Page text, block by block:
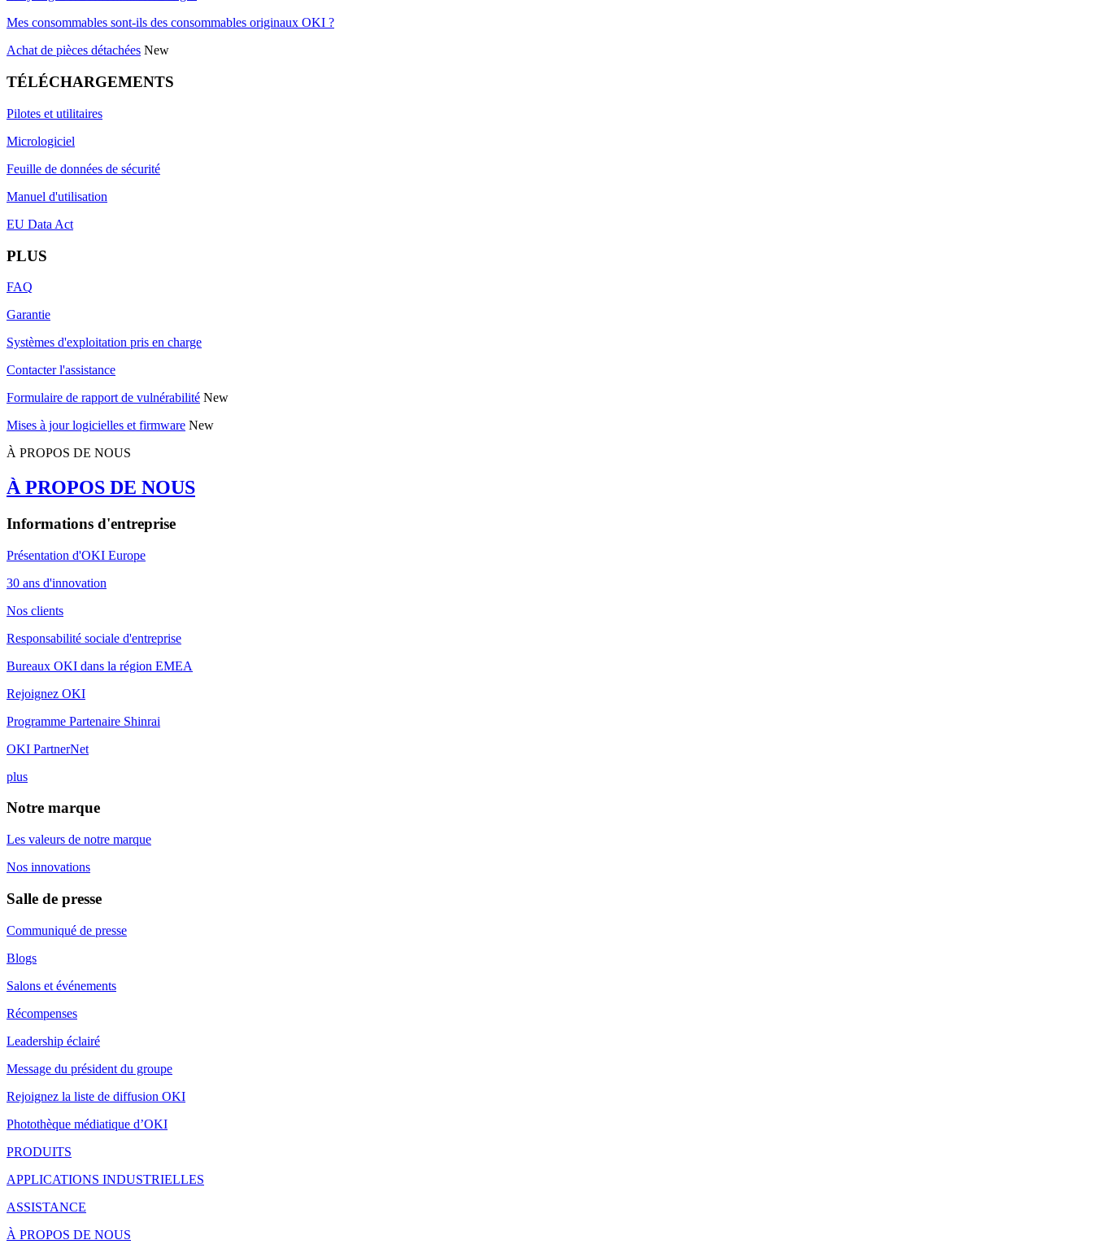
Mes consommables sont-ils des consommables originaux OKI ?
Achat de pièces détachées New
TÉLÉCHARGEMENTS
Pilotes et utilitaires
Micrologiciel
Feuille de données de sécurité
Manuel d'utilisation
EU Data Act
PLUS
FAQ
Garantie
Systèmes d'exploitation pris en charge
Contacter l'assistance
Formulaire de rapport de vulnérabilité New
Mises à jour logicielles et firmware New
À PROPOS DE NOUS
À PROPOS DE NOUS
Informations d'entreprise
Présentation d'OKI Europe
30 ans d'innovation
Nos clients
Responsabilité sociale d'entreprise
Bureaux OKI dans la région EMEA
Rejoignez OKI
Programme Partenaire Shinrai
OKI PartnerNet
plus
Notre marque
Les valeurs de notre marque
Nos innovations
Salle de presse
Communiqué de presse
Blogs
Salons et événements
Récompenses
Leadership éclairé
Message du président du groupe
Rejoignez la liste de diffusion OKI
Photothèque médiatique d’OKI
PRODUITS
APPLICATIONS INDUSTRIELLES
ASSISTANCE
À PROPOS DE NOUS